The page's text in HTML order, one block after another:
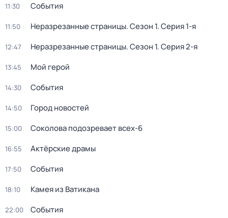
11:30 События
11:50 Неразрезанные страницы. Сезон 1. Серия 1-я
12:47 Неразрезанные страницы. Сезон 1. Серия 2-я
13:45 Мой герой
14:30 События
14:50 Город новостей
15:00 Соколова подозревает всех-6
16:55 Актёрские драмы
17:50 События
18:10 Камея из Ватикана
22:00 События